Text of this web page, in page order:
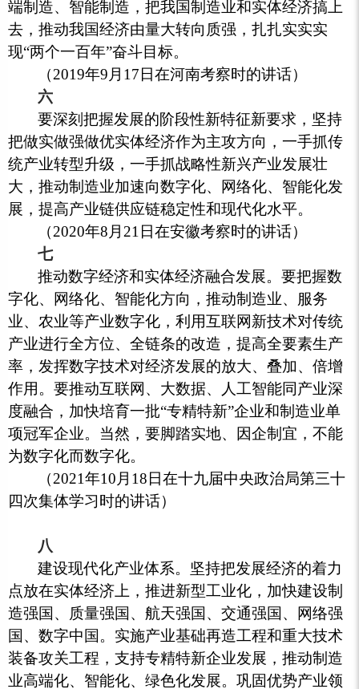
端制造、智能制造，把我国制造业和实体经济搞上
去，推动我国经济由量大转向质强，扎扎实实实
现“两个一百年”奋斗目标。
（2019年9月17日在河南考察时的讲话）
六
要深刻把握发展的阶段性新特征新要求，坚持
把做实做强做优实体经济作为主攻方向，一手抓传
统产业转型升级，一手抓战略性新兴产业发展壮
大，推动制造业加速向数字化、网络化、智能化发
展，提高产业链供应链稳定性和现代化水平。
（2020年8月21日在安徽考察时的讲话）
七
推动数字经济和实体经济融合发展。要把握数
字化、网络化、智能化方向，推动制造业、服务
业、农业等产业数字化，利用互联网新技术对传统
产业进行全方位、全链条的改造，提高全要素生产
率，发挥数字技术对经济发展的放大、叠加、倍增
作用。要推动互联网、大数据、人工智能同产业深
度融合，加快培育一批“专精特新”企业和制造业单
项冠军企业。当然，要脚踏实地、因企制宜，不能
为数字化而数字化。
（2021年10月18日在十九届中央政治局第三十
四次集体学习时的讲话）
八
建设现代化产业体系。坚持把发展经济的着力
点放在实体经济上，推进新型工业化，加快建设制
造强国、质量强国、航天强国、交通强国、网络强
国、数字中国。实施产业基础再造工程和重大技术
装备攻关工程，支持专精特新企业发展，推动制造
业高端化、智能化、绿色化发展。巩固优势产业领